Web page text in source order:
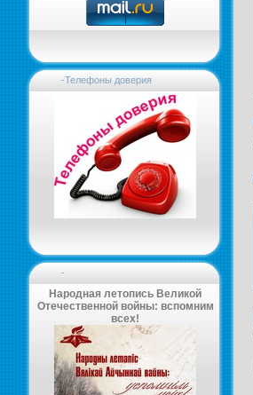
-Телефоны доверия
-
Народная летопись Великой
Отечественной войны: вспомним
всех!